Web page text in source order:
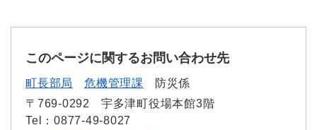
このページに関するお問い合わせ先
町長部局 危機管理課
防災係
〒769-0292
宇多津町役場本館3階
Tel：0877-49-8027